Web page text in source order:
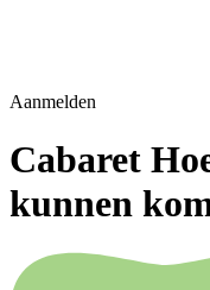
Aanmelden
Cabaret
kunnen